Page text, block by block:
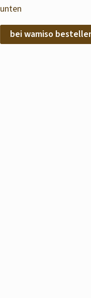
unten
bei wamiso